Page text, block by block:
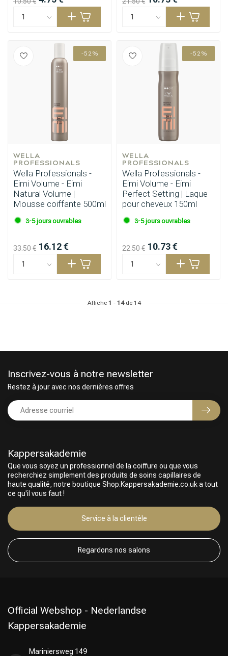
Choix du Coiffeur
-52%
WELLA
PROFESSIONALS
Wella Professionals -
Eimi Volume - Eimi
Natural Volume |
Mousse coiffante 500ml
3-5 jours ouvrables
33.50 € 16.12 €
-52%
WELLA
PROFESSIONALS
Wella Professionals -
Eimi Volume - Eimi
Perfect Setting | Laque
pour cheveux 150ml
3-5 jours ouvrables
22.50 € 10.73 €
Affiche 1 - 14de 14
Kappersakademie
Que vous soyez un professionnel de la coiffure ou que vous
recherchiez simplement des produits de soins capillaires de
haute qualité, notre boutique Shop.Kappersakademie.co.uk a tout
ce qu'il vous faut !
Service à la clientèle
Regardons nos salons
Inscrivez-vous à notre newsletter
Restez à jour avec nos dernières offres
Official Webshop - Nederlandse
Kappersakademie
Mariniersweg 149